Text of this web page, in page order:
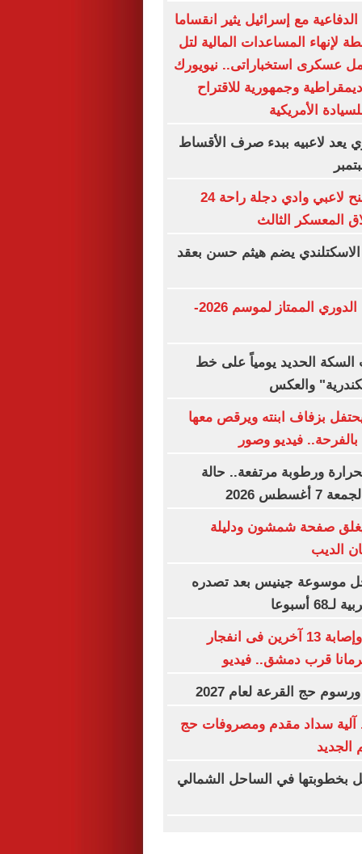
مع إسرائيل يثير انقساما
لإنهاء المساعدات المالية لتل
عسكرى استخباراتى.. نيويورك
وجمهورية للاقتراح
الأمريكية
يعد لاعبيه ببدء صرف الأقساط
محمد الشيخ يمنح لاعبي وادي دجلة راحة 24
المعسكر الثالث
الاسكتلندي يضم هيثم حسن بعقد
مواعيد مباريات الدوري الممتاز لموسم 2026-
السكة الحديد يومياً على خط
والعكس
بزفاف ابنته ويرقص معها
فيديو وصور
ورطوبة مرتفعة.. حالة
2026
صفحة شمشون ودليلة
الديب
موسوعة جينيس بعد تصدره
أسبوعا
مقتل شخصين وإصابة 13 آخرين فى انفجار
قرب دمشق.. فيديو
حج القرعة لعام 2027
سداد مقدم ومصروفات حج
الجديد
بخطوبتها في الساحل الشمالي